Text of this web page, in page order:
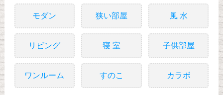
モダン 狭い部屋 風 水
リビング 寝 室 子供部屋
ワンルーム すのこ カラボ